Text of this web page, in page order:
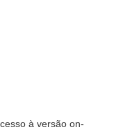
à versão on-